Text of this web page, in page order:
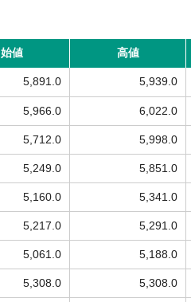
始値 高値
5,891.0 5,939.0
5,966.0 6,022.0
5,712.0 5,998.0
5,249.0 5,851.0
5,160.0 5,341.0
5,217.0 5,291.0
5,061.0 5,188.0
5,308.0 5,308.0